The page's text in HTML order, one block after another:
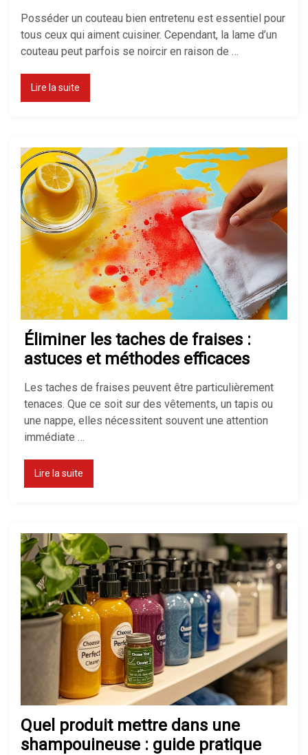
Posséder un couteau bien entretenu est essentiel pour
tous ceux qui aiment cuisiner. Cependant, la lame d’un
couteau peut parfois se noircir en raison de …
Lire la suite
Éliminer les taches de fraises :
astuces et méthodes efficaces
Les taches de fraises peuvent être particulièrement
tenaces. Que ce soit sur des vêtements, un tapis ou
une nappe, elles nécessitent souvent une attention
immédiate …
Lire la suite
Quel produit mettre dans une
shampouineuse : guide pratique